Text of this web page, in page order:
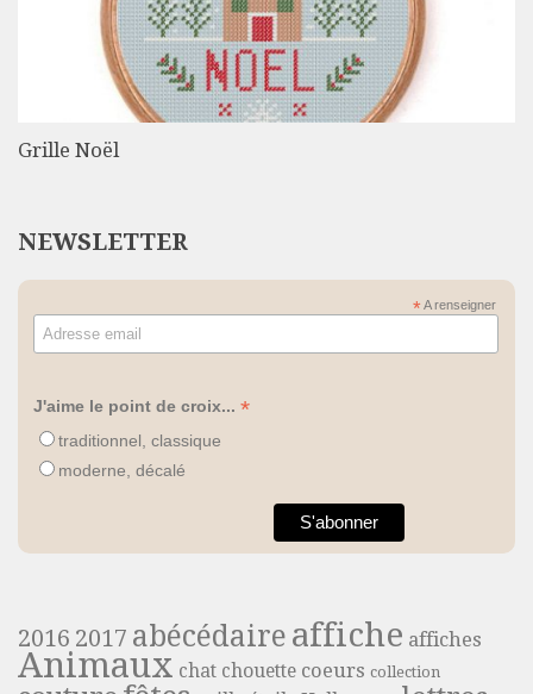
Grille Noël
NEWSLETTER
*A renseigner
J'aime le point de croix... *
traditionnel, classique
moderne, décalé
2016 2017 abécédaire affiche affiches
Animaux chat chouette coeurs collection